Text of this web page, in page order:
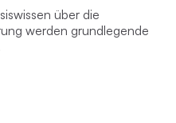
über die
werden grundlegende